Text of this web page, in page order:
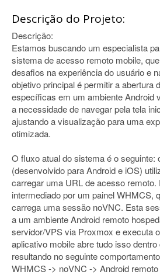
Descrição do Projeto:
Descrição:
Estamos buscando um especialista
sistema de acesso remoto mobile,
desafios na experiência do usuário e
objetivo principal é permitir a abertura
específicas em um ambiente Android
a necessidade de navegar pela tela
ajustando a visualização para uma
otimizada.
O fluxo atual do sistema é o seguinte:
(desenvolvido para Android e iOS)
carregar uma URL de acesso
intermediado por um painel WHMCS,
carrega uma sessão noVNC. Esta
a um ambiente Android remoto
servidor/VPS via Proxmox e executa
aplicativo mobile abre tudo isso
resultando no seguinte
WHMCS -> noVNC -> Android